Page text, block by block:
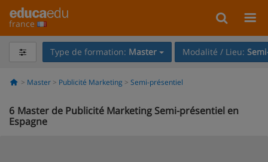
france
Type de formation: Master Modalité / Lieu:
Master Publicité Marketing Semi-présentiel
6 Master de Publicité Marketing Semi-présentiel en
Espagne